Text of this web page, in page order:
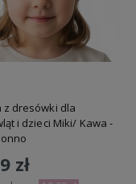
z dresówki dla
i dzieci Miki/ Kawa -
zł